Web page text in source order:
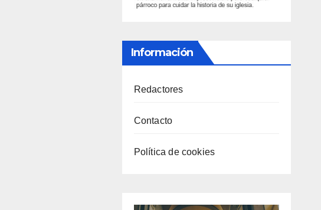
Información
Redactores
Contacto
Política de cookies